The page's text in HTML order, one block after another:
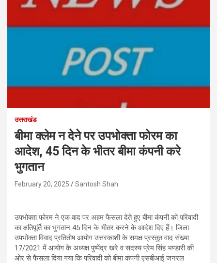
उत्तराखंड
बीमा क्लेम न देने पर उपभोक्ता फोरम का
आदेश, 45 दिन के भीतर बीमा कंपनी करे
भुगतान
February 20, 2025 Santosh Shah
उपभोक्ता फोरम ने एक वाद पर अहम फैसला देते हुए बीमा कंपनी को परिवादी
का क्षतिपूर्ति का भुगतान 45 दिन के भीतर करने के आदेश दिए हैं। जिला
उपभोक्ता विवाद प्रतितोष आयोग उत्तरकाशी के समक्ष प्रस्तुत वाद संख्या
17/2021 में आयोग के अध्यक्ष पुष्पेंद्र खरे व सदस्य प्रेम सिंह भण्डारी की
ओर से फैसला दिया गया कि परिवादी को बीमा कंपनी एसबीआई जनरल